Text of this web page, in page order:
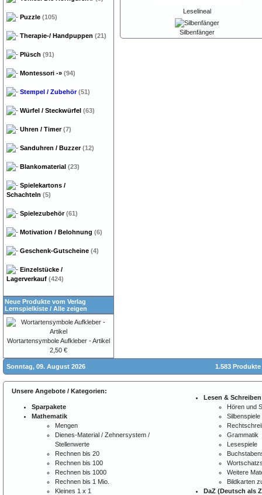
Leselineal
Silbenfänger
Puzzle (105)
Therapie-/ Handpuppen (21)
Plüsch (91)
Montessori -» (94)
Stempel / Zubehör (51)
Würfel / Steckwürfel (63)
Uhren / Timer(7)
Sanduhren / Buzzer(12)
Blankomaterial (23)
Spielekartons /
Schachteln (5)
Spielezubehör(61)
Motivation / Belohnung (6)
Geschenk-Gutscheine (4)
Einzelstücke /
Lagerverkauf (424)
Neue Produkte vom Verlag
Lernspielkiste / Alle zeigen
Wortartensymbole Aufkleber - Artikel
2,50 €
Sonntag, 09. August 2026 1.583
Unsere Angebote / Kategorien:
Sparpakete
Mathematik
Mengen
Dienes-Material / Zehnersystem /
Stellenwerte
Rechnen bis 20
Rechnen bis 100
Rechnen bis 1000
Rechnen bis 1 Mio.
Kleines 1 x 1
Lesen & Schreiben
Hören und
Silbenspiele
Grammatik
Lesespiele
Weitere
Bildkarten
DaZ (Deutsch als